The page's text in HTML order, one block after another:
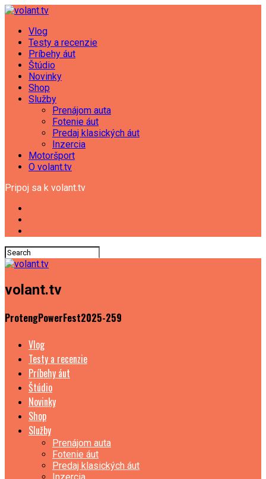
Vlog
Testy a recenzie
Príbehy áut
Štúdio
Novinky
Shop
Služby
Prenájom auta
Fotenie áut
Predaj klasických áut
Inzercia
Motoršport
O volant.tv
Pripoj sa k volant.tv
volant.tv
ProtengPowerFest2025-259
Vlog
Testy a recenzie
Príbehy áut
Štúdio
Novinky
Shop
Služby
Prenájom auta
Fotenie áut
Predaj klasických áut